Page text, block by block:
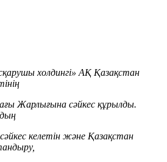
холдингі» АҚ Қазақстан
Жарлығына сәйкес құрылды.
келетін және Қазақстан